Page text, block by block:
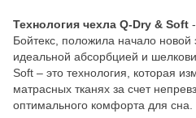
Технология чехла Q-Dry & Soft
Бойтекс, положила начало новой
идеальной абсорбцией и
Soft – это технология, которая
матрасных тканях за счет
оптимального комфорта для сна.